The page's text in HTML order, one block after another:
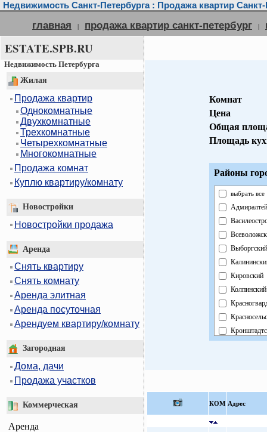
Недвижимость Санкт-Петербурга : Продажа квартир Санкт-
главная | продажа квартир санкт-петербург |
ESTATE.SPB.RU
Недвижимость Петербурга
Жилая
Продажа квартир
Однокомнатные
Двухкомнатные
Трехкомнатные
Четырехкомнатные
Многокомнатные
Продажа комнат
Куплю квартиру/комнату
Новостройки
Новостройки продажа
Аренда
Снять квартиру
Снять комнату
Аренда элитная
Аренда посуточная
Арендуем квартиру/комнату
Загородная
Дома, дачи
Продажа участков
Коммерческая
Аренда
Комнат
Цена
Общая
Площадь
Районы
выбрать все
Выборгский
Кировский
Колпинский
КOМ Адрес